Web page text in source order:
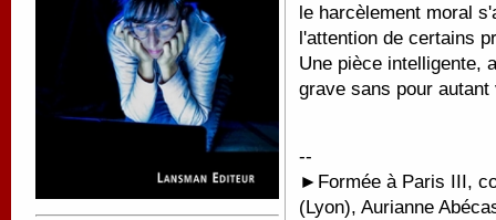
le harcèlement moral
l'attention de certains
Une pièce intelligente,
grave sans pour
--
► Formée à Paris III,
(Lyon), Aurianne